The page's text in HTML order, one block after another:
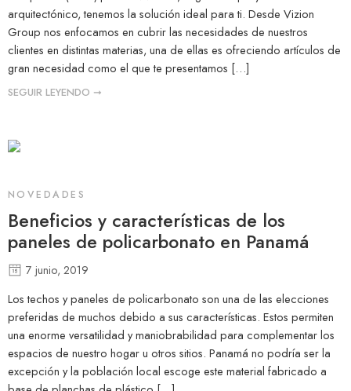
arquitectónico, tenemos la solución ideal para ti. Desde Vizion
Group nos enfocamos en cubrir las necesidades de nuestros
clientes en distintas materias, una de ellas es ofreciendo artículos de
gran necesidad como el que te presentamos […]
SEGUIR LEYENDO ➞
NOVEDADES
Beneficios y características de los
paneles de policarbonato en Panamá
7 junio, 2019
Los techos y paneles de policarbonato son una de las elecciones
preferidas de muchos debido a sus características. Estos permiten
una enorme versatilidad y maniobrabilidad para complementar los
espacios de nuestro hogar u otros sitios. Panamá no podría ser la
excepción y la población local escoge este material fabricado a